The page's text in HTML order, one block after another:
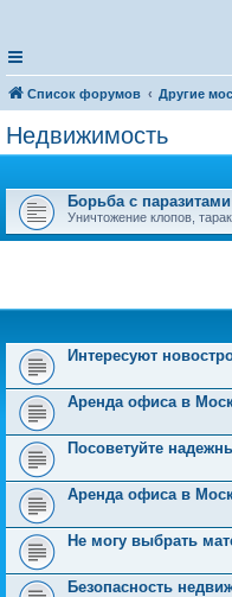
Список форумов Другие
Недвижимость
Борьба с
Уничтожение клопов,
Интересуют
Аренда офиса в
Посоветуйте
Аренда офиса в
Не могу выбрать
Безопасность